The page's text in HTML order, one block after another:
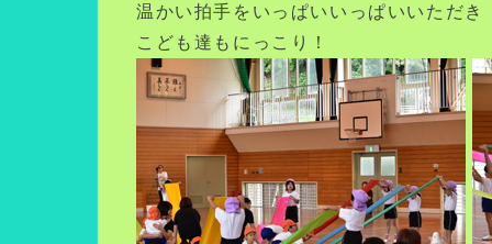
温かい拍手をいっぱいいっぱいいただき
こども達もにっこり！